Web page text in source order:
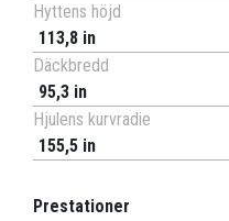
Hyttens höjd
113,8 in
Däckbredd
95,3 in
Hjulens kurvradie
155,5 in
Prestationer